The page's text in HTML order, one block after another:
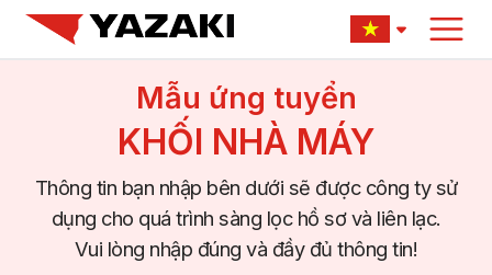
Mẫu ứng tuyển
KHỐI NHÀ MÁY
Thông tin bạn nhập bên dưới sẽ được công ty sử
dụng cho quá trình sàng lọc hồ sơ và liên lạc.
Vui lòng nhập đúng và đầy đủ thông tin!